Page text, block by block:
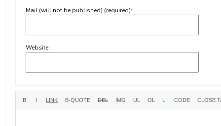
Mail (will not be published) (required):
Website: